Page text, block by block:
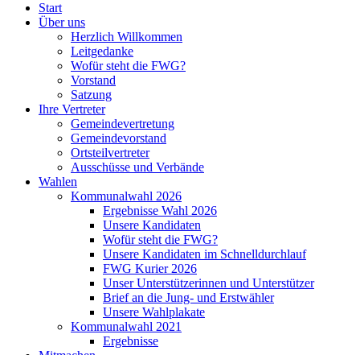
Start
Über uns
Herzlich Willkommen
Leitgedanke
Wofür steht die FWG?
Vorstand
Satzung
Ihre Vertreter
Gemeindevertretung
Gemeindevorstand
Ortsteilvertreter
Ausschüsse und Verbände
Wahlen
Kommunalwahl 2026
Ergebnisse Wahl 2026
Unsere Kandidaten
Wofür steht die FWG?
Unsere Kandidaten im Schnelldurchlauf
FWG Kurier 2026
Unser Unterstützerinnen und Unterstützer
Brief an die Jung- und Erstwähler
Unsere Wahlplakate
Kommunalwahl 2021
Ergebnisse